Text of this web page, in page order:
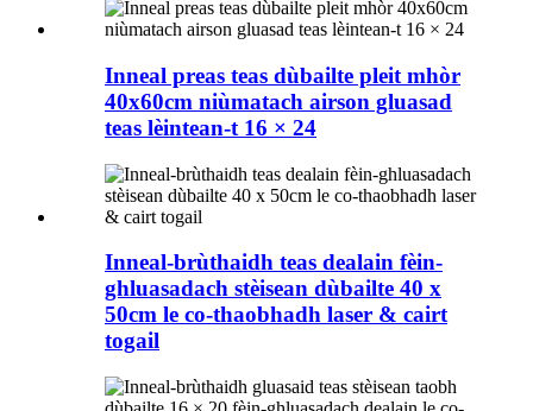
Inneal preas teas dùbailte pleit mhòr
40x60cm niùmatach airson gluasad
teas lèintean-t 16 × 24
Inneal-brùthaidh teas dealain fèin-
ghluasadach stèisean dùbailte 40 x
50cm le co-thaobhadh laser & cairt
togail